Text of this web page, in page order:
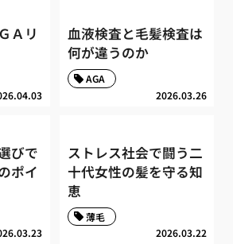
Ａリ
血液検査と毛髪検査は
何が違うのか
2026.03.26
AGA
びで
ポイ
ストレス社会で闘う二
十代女性の髪を守る知
恵
2026.03.22
薄毛